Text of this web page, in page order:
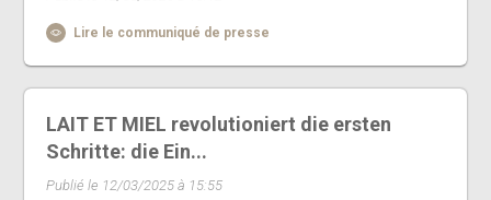
Lire le communiqué de presse
LAIT ET MIEL revolutioniert die ersten
Schritte: die Ein...
Publié le 12/03/2025 à 15:55